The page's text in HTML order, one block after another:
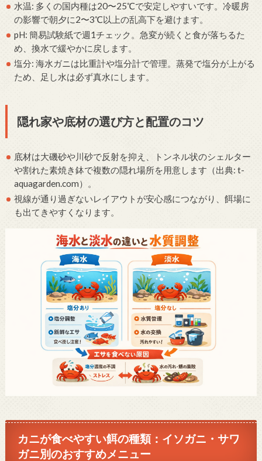
水温: 多くの国内種は20〜25℃で安定しやすいです。冷暖房
の影響で朝夕に2〜3℃以上の乱高下を避けます。
pH: 簡易試験紙で週1チェック。急変が続くと食が落ちるた
め、換水で緩やかに戻します。
塩分: 海水ガニは比重計や塩分計で管理。蒸発で塩分が上がる
ため、足し水は必ず真水にします。
隠れ家や底材の選び方と配置のコツ
底材は大磯砂や川砂で反射を抑え、トンネル状のシェルター
や割れた素焼き鉢で複数の隠れ場所を用意します（出典: t-
aquagarden.com）。
視線が通り過ぎないレイアウトが安心感につながり、餌場に
も出てきやすくなります。
カニが食べやすい餌の種類：イソガニ・サワ
ガニ別のおすすめメニュー